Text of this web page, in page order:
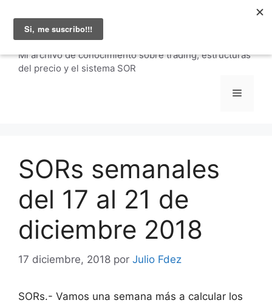
contenido
Julio Fernández |
carteraglobal.com
Mi archivo de conocimiento sobre trading, estructuras
del precio y el sistema SOR
Menú
SORs semanales
del 17 al 21 de
diciembre 2018
17 diciembre, 2018 por Julio Fdez
SORs.- Vamos una semana más a calcular los